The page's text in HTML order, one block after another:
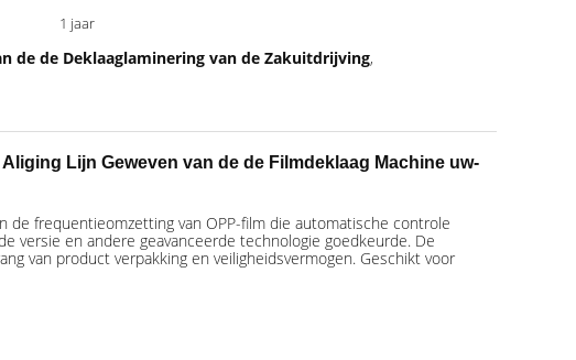
1 jaar
de de Deklaaglaminering van de Zakuitdrijving,
Lijn Geweven van de de Filmdeklaag Machine uw-
frequentieomzetting van OPP-film die automatische controle
versie en andere geavanceerde technologie goedkeurde. De
van product verpakking en veiligheidsvermogen. Geschikt voor